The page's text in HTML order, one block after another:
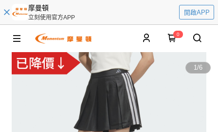
摩曼頓
立刻使用官方APP
開啟APP
0
1/6